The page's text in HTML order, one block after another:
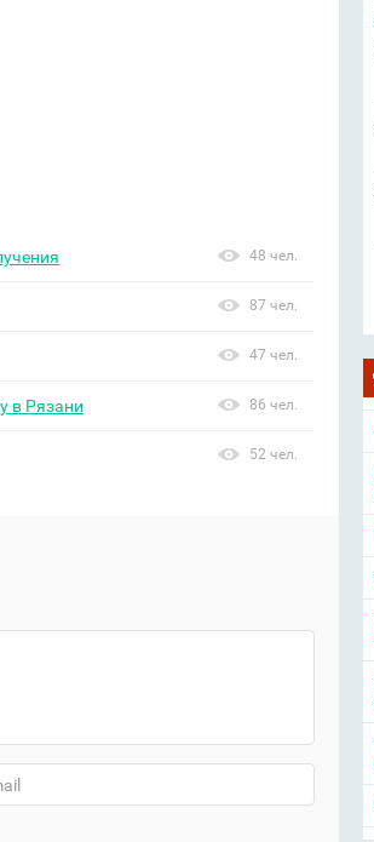
48 чел.
87 чел.
47 чел.
в Рязани 86 чел.
52 чел.